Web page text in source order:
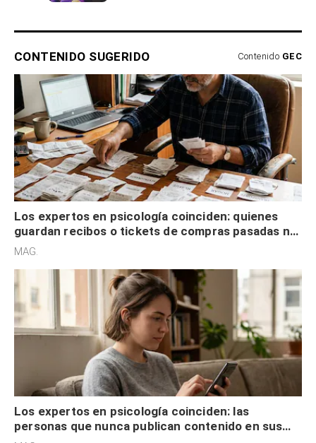
CONTENIDO SUGERIDO Contenido GEC
Los expertos en psicología coinciden: quienes
guardan recibos o tickets de compras pasadas no
son acumuladores, sino que tienen necesidad de
MAG.
Los expertos en psicología coinciden: las
personas que nunca publican contenido en sus